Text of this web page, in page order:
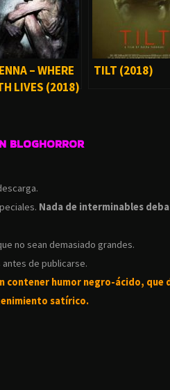
– WHERE
LIVES (2018)
TILT (2018)
BLOGHORROR
Nada de interminables
no sean demasiado grandes.
de publicarse.
contener humor negro-ácido, que
satírico.